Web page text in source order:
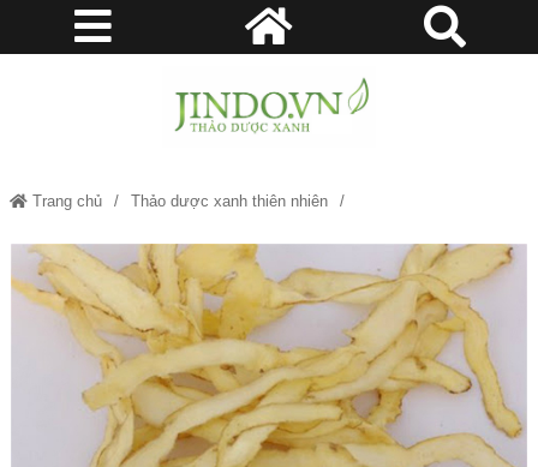
Trang chủ Thảo dược xanh thiên nhiên
Ngọc trúc - Vị thuốc quý bổ tim, hỗ trợ hẹp hở van tim JD325 ngoctruc